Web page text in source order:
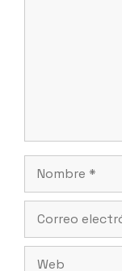
electrónico